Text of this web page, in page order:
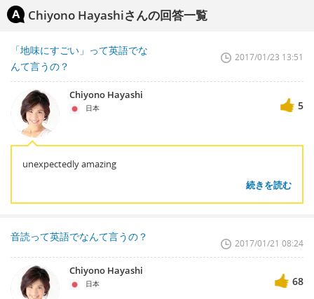
Chiyono Hayashiさんの回答一覧
「地味にすごい」って英語でな
んて言うの？
2017/01/23 13:51
Chiyono Hayashi
日本 5
unexpectedly amazing
続きを読む
音読って英語でなんて言うの？
2017/01/21 08:24
Chiyono Hayashi
日本 68